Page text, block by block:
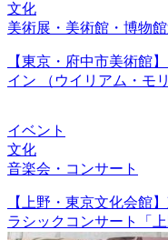
文化
美術展・美術館・博物館
【東京・府中市美術館
イン （ウイリアム・モ
イベント
文化
音楽会・コンサート
【上野・東京文化会館
ラシックコンサート「